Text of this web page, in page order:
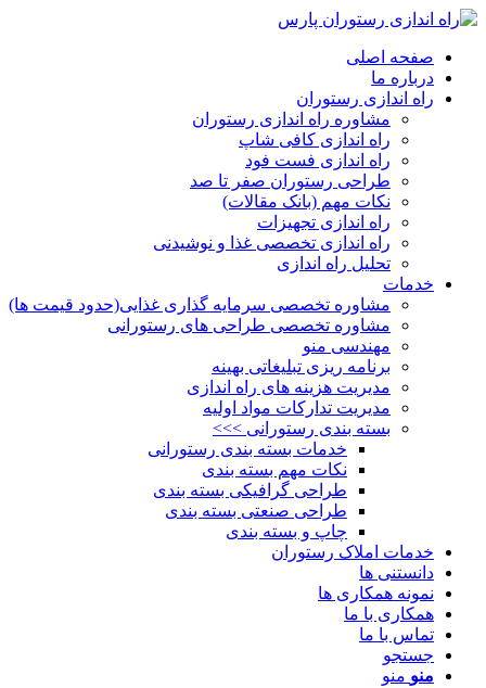
صفحه اصلی
درباره ما
راه اندازی رستوران
مشاوره راه اندازی رستوران
راه اندازی کافی شاپ
راه اندازی فست فود
طراحی رستوران صفر تا صد
نکات مهم (بانک مقالات)
راه اندازی تجهیزات
راه اندازی تخصصی غذا و نوشیدنی
تحلیل راه اندازی
خدمات
مشاوره تخصصی سرمایه گذاری غذایی(حدود قیمت ها)
مشاوره تخصصی طراحی های رستورانی
مهندسی منو
برنامه ریزی تبلیغاتی بهینه
مدیریت هزینه های راه اندازی
مدیریت تدارکات مواد اولیه
بسته بندی رستورانی >>>
خدمات بسته بندی رستورانی
نکات مهم بسته بندی
طراحی گرافیکی بسته بندی
طراحی صنعتی بسته بندی
چاپ و بسته بندی
خدمات املاک رستوران
دانستنی ها
نمونه همکاری ها
همکاری با ما
تماس با ما
جستجو
منو منو